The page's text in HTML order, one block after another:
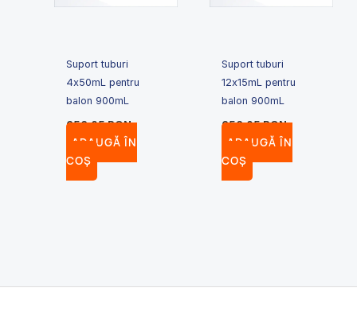
Suport tuburi
4x50mL pentru
balon 900mL
656.05RON
ADAUGĂ ÎN
COȘ
Suport tuburi
12x15mL pentru
balon 900mL
656.05RON
ADAUGĂ ÎN
COȘ